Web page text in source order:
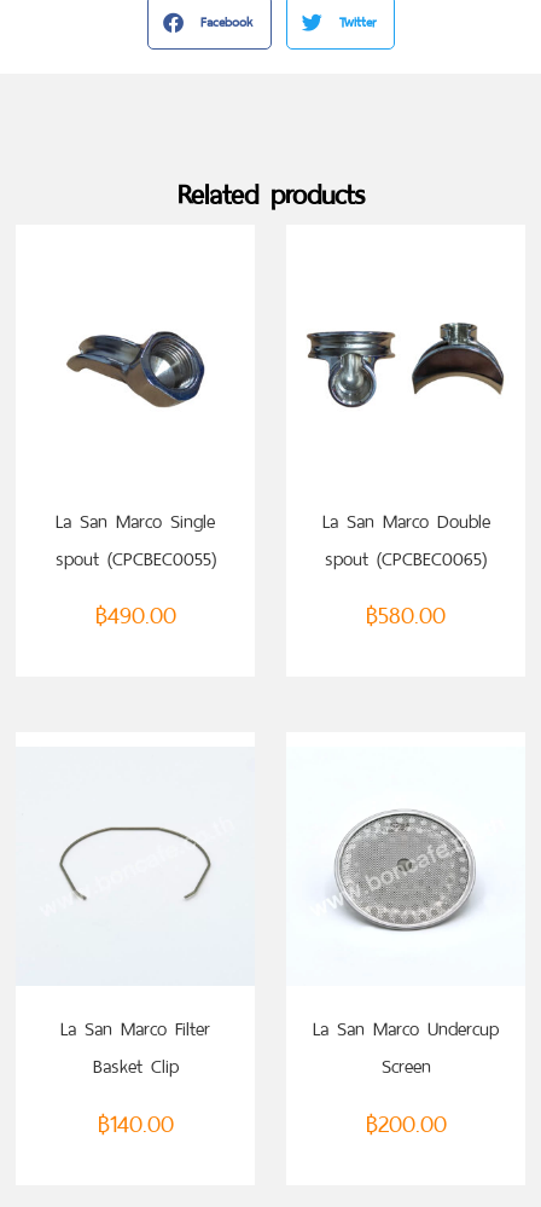
Facebook Twitter
Related products
La San Marco Single
spout (CPCBEC0055)
฿490.00
La San Marco Double
spout (CPCBEC0065)
฿580.00
La San Marco Filter
Basket Clip
฿140.00
La San Marco Undercup
Screen
฿200.00